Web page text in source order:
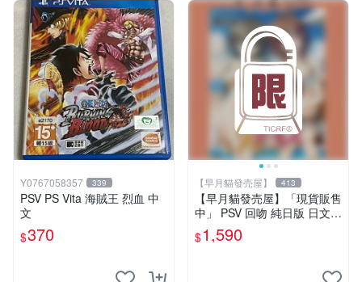
Y0767058357 339
PSV PS Vita 海賊王 烈血 中
文
$370
【早月貓發売屋】 413
【早月貓發売屋】「現貨販售
中」 PSV 回吻 純日版 日文版
限定版 ※VirtualBox※
$1,590